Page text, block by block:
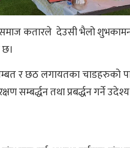
कतारले देउसी भैलो
र छठ लगायतका चाडहरुको
तथा प्रबर्द्धन गर्ने